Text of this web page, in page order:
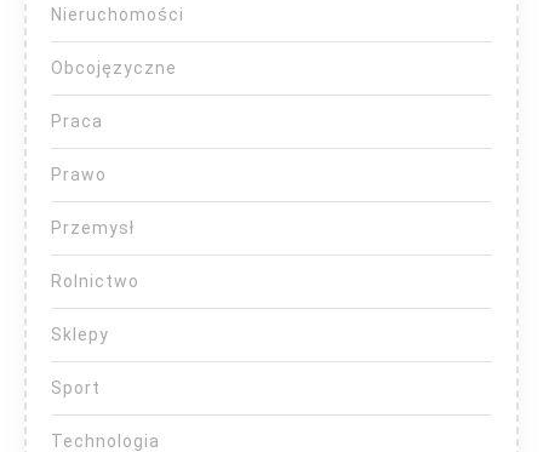
Nieruchomości
Obcojęzyczne
Praca
Prawo
Przemysł
Rolnictwo
Sklepy
Sport
Technologia